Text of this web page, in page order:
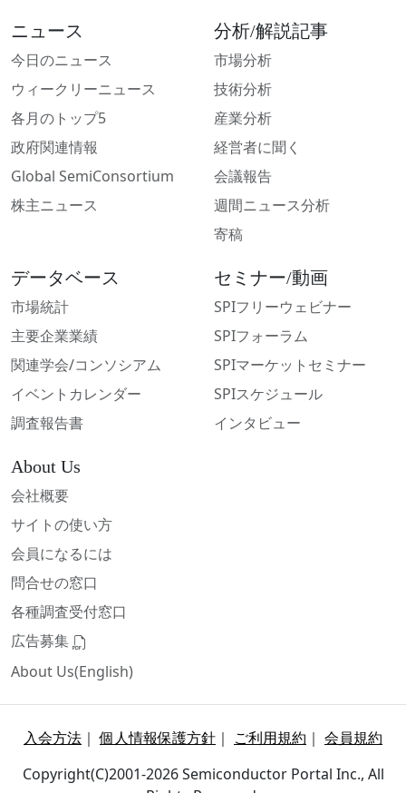
ニュース
今日のニュース
ウィークリーニュース
各月のトップ5
政府関連情報
Global SemiConsortium
株主ニュース
分析/解説記事
市場分析
技術分析
産業分析
経営者に聞く
会議報告
週間ニュース分析
寄稿
データベース
市場統計
主要企業業績
関連学会/コンソシアム
イベントカレンダー
調査報告書
セミナー/動画
SPIフリーウェビナー
SPIフォーラム
SPIマーケットセミナー
SPIスケジュール
インタビュー
About Us
会社概要
サイトの使い方
会員になるには
問合せの窓口
各種調査受付窓口
広告募集
About Us(English)
入会方法 ｜個人情報保護方針 ｜ ご利用規約 ｜ 会員規約
Copyright(C)2001-2026 Semiconductor Portal Inc., All